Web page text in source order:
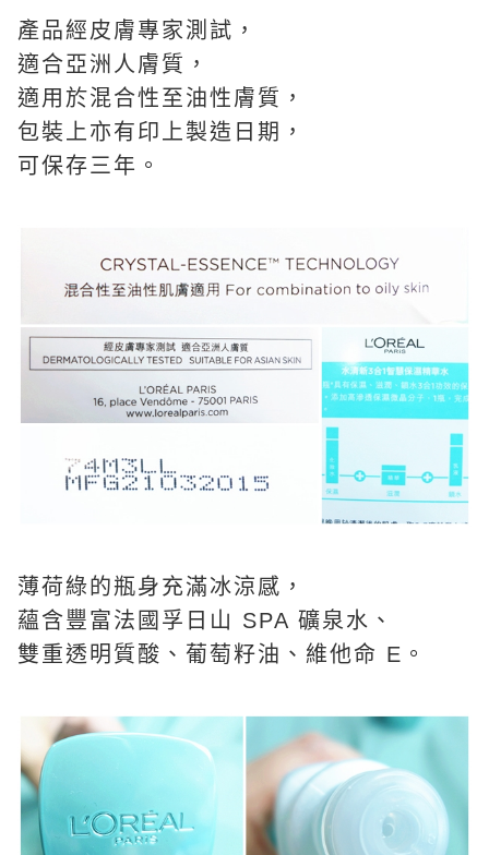
產品經皮膚專家測試，
適合亞洲人膚質，
適用於混合性至油性膚質，
包裝上亦有印上製造日期，
可保存三年。
薄荷綠的瓶身充滿冰涼感，
蘊含豐富法國孚日山 SPA 礦泉水、
雙重透明質酸、葡萄籽油、維他命 E。